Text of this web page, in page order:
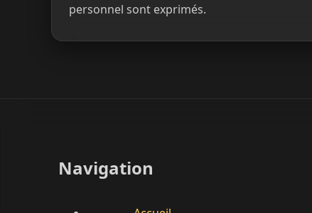
personnel sont exprimés.
Navigation